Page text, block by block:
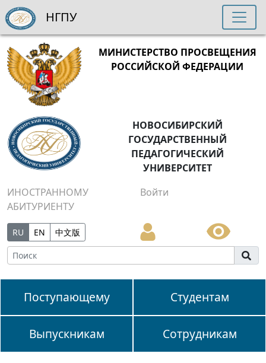
МИНИСТЕРСТВО ПРОСВЕЩЕНИЯ
РОССИЙСКОЙ ФЕДЕРАЦИИ
НОВОСИБИРСКИЙ
ГОСУДАРСТВЕННЫЙ
ПЕДАГОГИЧЕСКИЙ
УНИВЕРСИТЕТ
ИНОСТРАННОМУ
АБИТУРИЕНТУ
Войти
RU EN 中文版
Поступающему Студентам
Выпускникам Сотрудникам
НГПУ